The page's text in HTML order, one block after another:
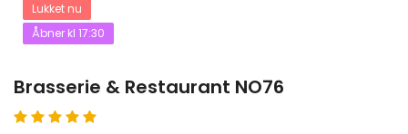
Lukket nu
Åbner kl 17:30
Brasserie & Restaurant NO76